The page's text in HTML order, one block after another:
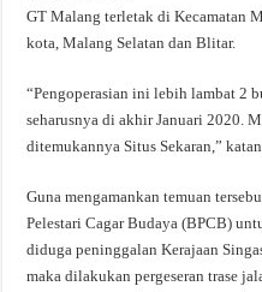
GT Malang terletak di Kecamatan
kota, Malang Selatan dan Blitar.
“Pengoperasian ini lebih lambat 2
seharusnya di akhir Januari 2020.
ditemukannya Situs Sekaran,”
Guna mengamankan temuan
Pelestari Cagar Budaya (BPCB)
diduga peninggalan Kerajaan
maka dilakukan pergeseran trase